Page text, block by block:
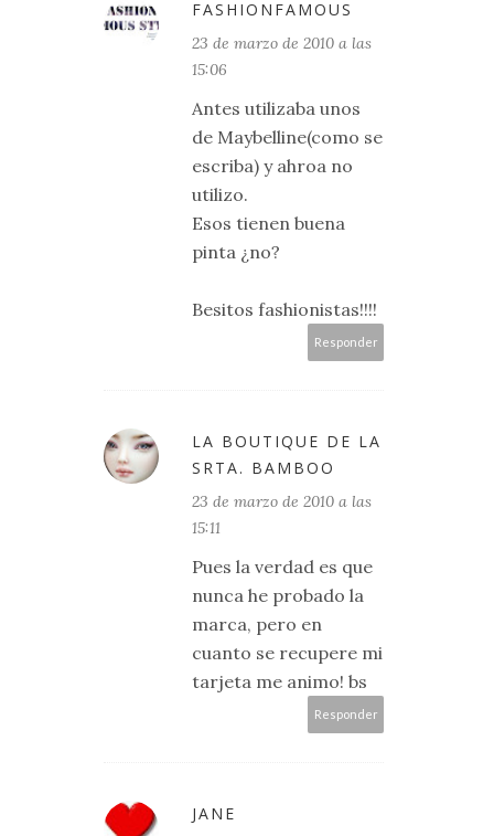
FASHIONFAMOUS
23 de marzo de 2010 a las
15:06
Antes utilizaba unos
de Maybelline(como se
escriba) y ahroa no
utilizo.
Esos tienen buena
pinta ¿no?
Besitos fashionistas!!!!
Responder
LA BOUTIQUE DE LA
SRTA. BAMBOO
23 de marzo de 2010 a las
15:11
Pues la verdad es que
nunca he probado la
marca, pero en
cuanto se recupere mi
tarjeta me animo! bs
Responder
JANE